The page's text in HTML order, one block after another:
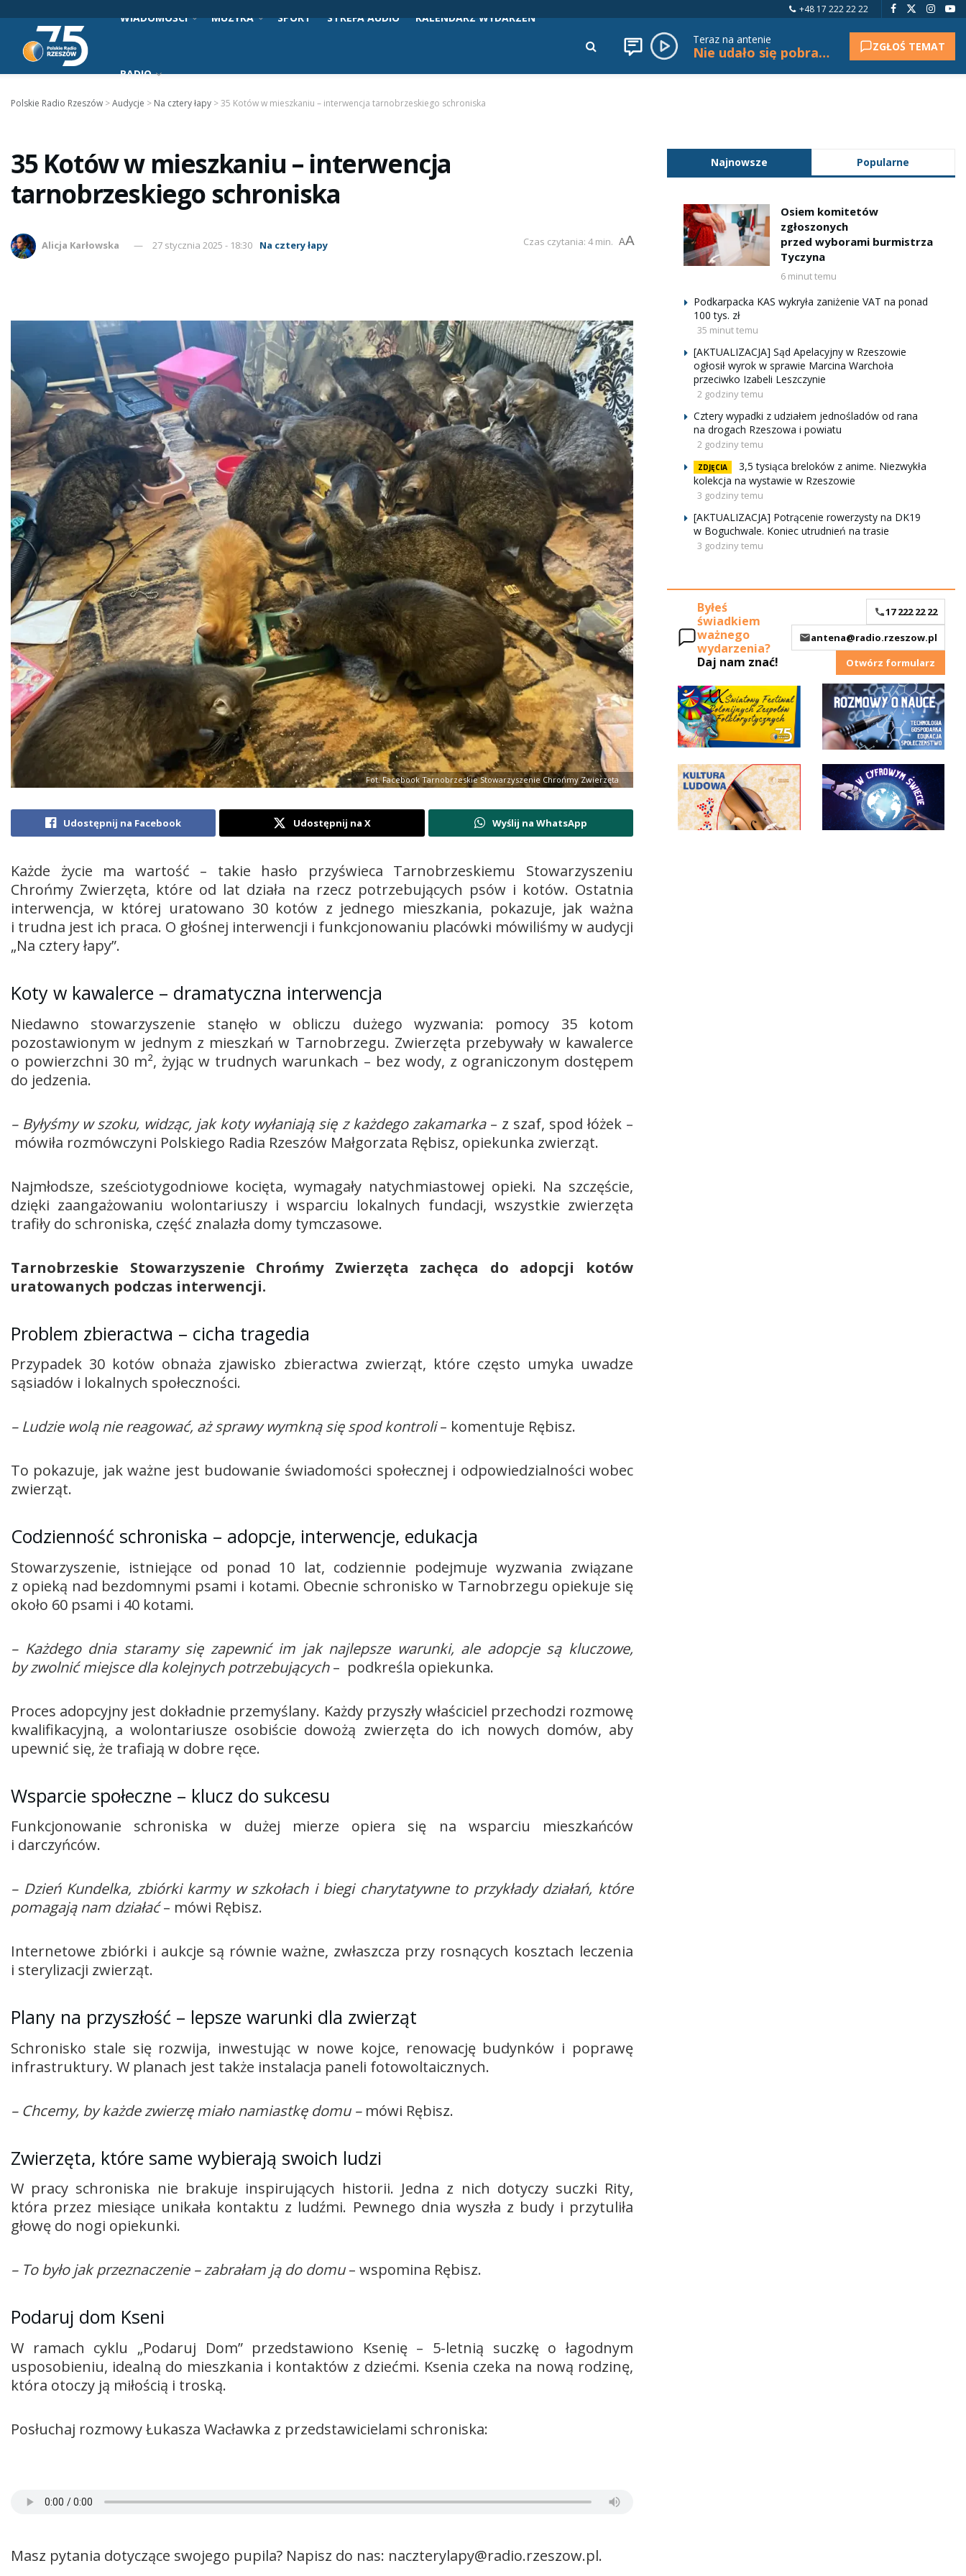
+48 17 222 22 22
WIADOMOŚCI MUZYKA SPORT STREFA AUDIO KALENDARZ WYDARZEŃ
RADIO
Teraz na antenie
Nie udało się pobrać tytułu. ZGŁOŚ TEMAT
Polskie Radio Rzeszów >Audycje > Na cztery łapy >35 Kotów w mieszkaniu – interwencja tarnobrzeskiego schroniska
35 Kotów w mieszkaniu – interwencja
tarnobrzeskiego schroniska
Alicja Karłowska 27 stycznia 2025 - 18:30 Na cztery łapy Czas czytania: 4 min. AA
Fot. Facebook Tarnobrzeskie Stowarzyszenie Chrońmy Zwierzęta
Udostępnij na Facebook Udostępnij na X Wyślij na WhatsApp
Każde życie ma wartość – takie hasło przyświeca Tarnobrzeskiemu Stowarzyszeniu
Chrońmy Zwierzęta, które od lat działa na rzecz potrzebujących psów i kotów. Ostatnia
interwencja, w której uratowano 30 kotów z jednego mieszkania, pokazuje, jak ważna
i trudna jest ich praca. O głośnej interwencji i funkcjonowaniu placówki mówiliśmy w audycji
„Na cztery łapy”.
Koty w kawalerce – dramatyczna interwencja
Niedawno stowarzyszenie stanęło w obliczu dużego wyzwania: pomocy 35 kotom
pozostawionym w jednym z mieszkań w Tarnobrzegu. Zwierzęta przebywały w kawalerce
o powierzchni 30 m², żyjąc w trudnych warunkach – bez wody, z ograniczonym dostępem
do jedzenia.
– Byłyśmy w szoku, widząc, jak koty wyłaniają się z każdego zakamarka– z szaf, spod łóżek –
mówiła rozmówczyni Polskiego Radia Rzeszów Małgorzata Rębisz, opiekunka zwierząt.
Najmłodsze, sześciotygodniowe kocięta, wymagały natychmiastowej opieki. Na szczęście,
dzięki zaangażowaniu wolontariuszy i wsparciu lokalnych fundacji, wszystkie zwierzęta
trafiły do schroniska, część znalazła domy tymczasowe.
Tarnobrzeskie Stowarzyszenie Chrońmy Zwierzęta zachęca do adopcji kotów
uratowanych podczas interwencji.
Problem zbieractwa – cicha tragedia
Przypadek 30 kotów obnaża zjawisko zbieractwa zwierząt, które często umyka uwadze
sąsiadów i lokalnych społeczności.
– Ludzie wolą nie reagować, aż sprawy wymkną się spod kontroli– komentuje Rębisz.
To pokazuje, jak ważne jest budowanie świadomości społecznej i odpowiedzialności wobec
zwierząt.
Codzienność schroniska – adopcje, interwencje, edukacja
Stowarzyszenie, istniejące od ponad 10 lat, codziennie podejmuje wyzwania związane
z opieką nad bezdomnymi psami i kotami. Obecnie schronisko w Tarnobrzegu opiekuje się
około 60 psami i 40 kotami.
– Każdego dnia staramy się zapewnić im jak najlepsze warunki, ale adopcje są kluczowe,
by zwolnić miejsce dla kolejnych potrzebujących– podkreśla opiekunka.
Proces adopcyjny jest dokładnie przemyślany. Każdy przyszły właściciel przechodzi rozmowę
kwalifikacyjną, a wolontariusze osobiście dowożą zwierzęta do ich nowych domów, aby
upewnić się, że trafiają w dobre ręce.
Wsparcie społeczne – klucz do sukcesu
Funkcjonowanie schroniska w dużej mierze opiera się na wsparciu mieszkańców
i darczyńców.
– Dzień Kundelka, zbiórki karmy w szkołach i biegi charytatywne to przykłady działań, które
pomagają nam działać– mówi Rębisz.
Internetowe zbiórki i aukcje są równie ważne, zwłaszcza przy rosnących kosztach leczenia
i sterylizacji zwierząt.
Plany na przyszłość – lepsze warunki dla zwierząt
Schronisko stale się rozwija, inwestując w nowe kojce, renowację budynków i poprawę
infrastruktury. W planach jest także instalacja paneli fotowoltaicznych.
– Chcemy, by każde zwierzę miało namiastkę domu –mówi Rębisz.
Zwierzęta, które same wybierają swoich ludzi
W pracy schroniska nie brakuje inspirujących historii. Jedna z nich dotyczy suczki Rity,
która przez miesiące unikała kontaktu z ludźmi. Pewnego dnia wyszła z budy i przytuliła
głowę do nogi opiekunki.
– To było jak przeznaczenie – zabrałam ją do domu– wspomina Rębisz.
Podaruj dom Kseni
W ramach cyklu „Podaruj Dom” przedstawiono Ksenię – 5-letnią suczkę o łagodnym
usposobieniu, idealną do mieszkania i kontaktów z dziećmi. Ksenia czeka na nową rodzinę,
która otoczy ją miłością i troską.
Posłuchaj rozmowy Łukasza Wacławka z przedstawicielami schroniska:
Masz pytania dotyczące swojego pupila? Napisz do nas: naczterylapy@radio.rzeszow.pl.
Najnowsze Popularne
Osiem komitetów
zgłoszonych
przed wyborami burmistrza
Tyczyna
6 minut temu
Podkarpacka KAS wykryła zaniżenie VAT na ponad
100 tys. zł
35 minut temu
[AKTUALIZACJA] Sąd Apelacyjny w Rzeszowie
ogłosił wyrok w sprawie Marcina Warchoła
przeciwko Izabeli Leszczynie
2 godziny temu
Cztery wypadki z udziałem jednośladów od rana
na drogach Rzeszowa i powiatu
2 godziny temu
ZDJĘCIA
3,5 tysiąca breloków z anime. Niezwykła
kolekcja na wystawie w Rzeszowie
3 godziny temu
[AKTUALIZACJA] Potrącenie rowerzysty na DK19
w Boguchwale. Koniec utrudnień na trasie
3 godziny temu
Byłeś
świadkiem
ważnego
wydarzenia?
Daj nam znać!
17 222 22 22
antena@radio.rzeszow.pl
Otwórz formularz